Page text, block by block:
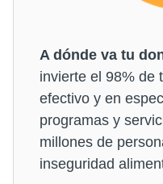
A dónde va tu
invierte el 98% de
efectivo y en
programas y
millones de
inseguridad